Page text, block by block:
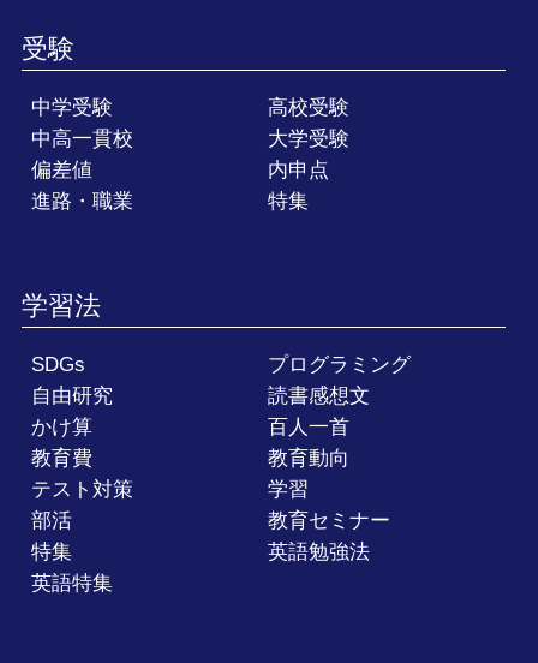
受験
中学受験
高校受験
中高一貫校
大学受験
偏差値
内申点
進路・職業
特集
学習法
SDGs
プログラミング
自由研究
読書感想文
かけ算
百人一首
教育費
教育動向
テスト対策
学習
部活
教育セミナー
特集
英語勉強法
英語特集